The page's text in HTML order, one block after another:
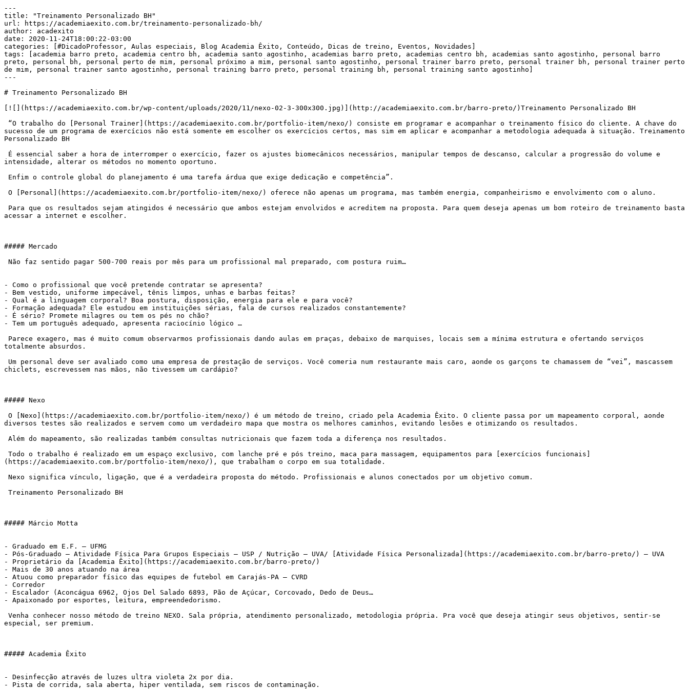
---
title: "Treinamento Personalizado BH"
url: https://academiaexito.com.br/treinamento-personalizado-bh/
author: acadexito
date: 2020-11-24T18:00:22-03:00
categories: [#DicadoProfessor, Aulas especiais, Blog Academia Êxito, Conteúdo, Dicas de treino, Eventos, Novidades]
tags: [academia barro preto, academia centro bh, academia santo agostinho, academias barro preto, academias centro bh, academias santo agostinho, personal barro
preto, personal bh, personal perto de mim, personal próximo a mim, personal santo agostinho, personal trainer barro preto, personal trainer bh, personal trainer perto
de mim, personal trainer santo agostinho, personal training barro preto, personal training bh, personal training santo agostinho]
---
# Treinamento Personalizado BH
[![](https://academiaexito.com.br/wp-content/uploads/2020/11/nexo-02-3-300x300.jpg)](http://academiaexito.com.br/barro-preto/)Treinamento Personalizado BH
sucesso de um programa de exercícios não está somente em escolher os exercícios certos, mas sim em aplicar e acompanhar a metodologia adequada à situação. Treinamento
Personalizado BH
intensidade, alterar os métodos no momento oportuno.
acessar a internet e escolher.
##### Mercado
- Como o profissional que você pretende contratar se apresenta?
- Bem vestido, uniforme impecável, tênis limpos, unhas e barbas feitas?
- Qual é a linguagem corporal? Boa postura, disposição, energia para ele e para você?
- Formação adequada? Ele estudou em instituições sérias, fala de cursos realizados constantemente?
- É sério? Promete milagres ou tem os pés no chão?
- Tem um português adequado, apresenta raciocínio lógico …
totalmente absurdos.
chiclets, escrevessem nas mãos, não tivessem um cardápio?
##### Nexo
diversos testes são realizados e servem como um verdadeiro mapa que mostra os melhores caminhos, evitando lesões e otimizando os resultados.
(https://academiaexito.com.br/portfolio-item/nexo/), que trabalham o corpo em sua totalidade.
##### Márcio Motta
- Graduado em E.F. – UFMG
- Pós-Graduado – Atividade Física Para Grupos Especiais – USP / Nutrição – UVA/ [Atividade Física Personalizada](https://academiaexito.com.br/barro-preto/) – UVA
- Proprietário da [Academia Êxito](https://academiaexito.com.br/barro-preto/)
- Mais de 30 anos atuando na área
- Atuou como preparador físico das equipes de futebol em Carajás-PA – CVRD
- Corredor
- Escalador (Aconcágua 6962, Ojos Del Salado 6893, Pão de Açúcar, Corcovado, Dedo de Deus…
- Apaixonado por esportes, leitura, empreendedorismo.
especial, ser premium.
##### Academia Êxito
- Desinfecção através de luzes ultra violeta 2x por dia.
- Pista de corrida, sala aberta, hiper ventilada, sem riscos de contaminação.